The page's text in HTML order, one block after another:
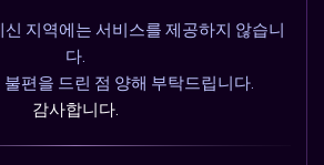
지역에는 서비스를 제공하지 않습니
다.
편을 드린 점 양해 부탁드립니다.
감사합니다.